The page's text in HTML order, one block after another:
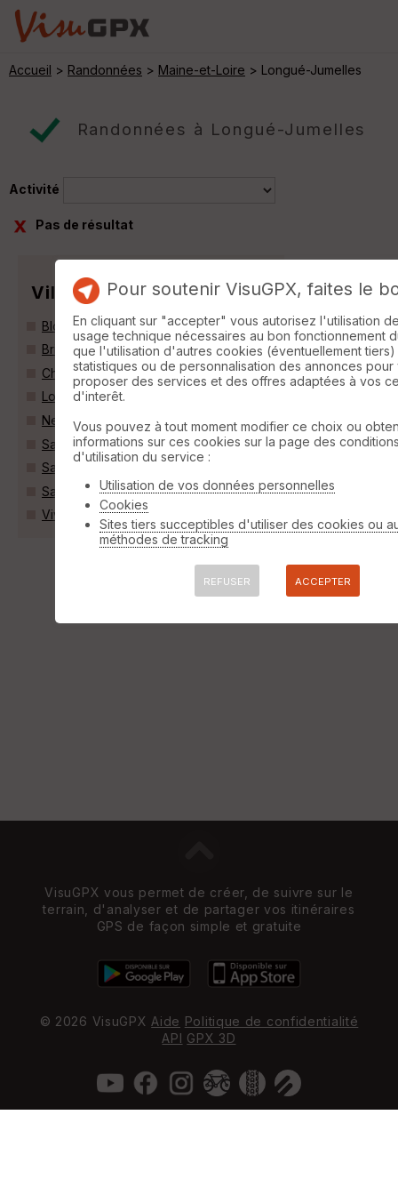
Accueil > Randonnées > Maine-et-Loire > Longué-Jumelles
Randonnées à Longué-Jumelles
Activité
Pas de résultat
Villes
Blou (49160)
Brion (49250)
Chênehutte-Trèves-Cunault (49350)
Longué-Jumelles (49160)
Neuillé (49680)
Saint-Clément-des-Levées (49350)
Saint-Martin-de-la-Place (49160)
Saint-Philbert-du-Peuple (49160)
Vivy (49680)
VisuGPX vous permet de créer, de suivre sur le
terrain, d'analyser et de partager vos itinéraires
GPS de façon simple et gratuite
© 2026 VisuGPX Aide Politique de confidentialité
API GPX 3D
Pour soutenir VisuGPX, faites le
En cliquant sur "accepter" vous autorisez l'utilisation
usage technique nécessaires au bon fonctionnement
que l'utilisation d'autres cookies (éventuellement
statistiques ou de personnalisation des annonces pour
proposer des services et des offres adaptées à vos
d'interêt.
Vous pouvez à tout moment modifier ce choix ou
informations sur ces cookies sur la page des
d'utilisation du service :
Utilisation de vos données personnelles
Cookies
Sites tiers succeptibles d'utiliser des cookies ou
méthodes de tracking
REFUSER ACCEPTER